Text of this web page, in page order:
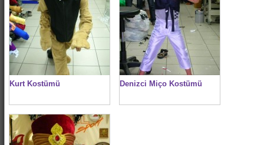
Kurt Kostümü Denizci Miço Kostümü